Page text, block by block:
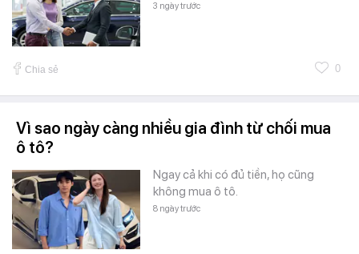
3 ngày trước
Chia sẻ 0
Vì sao ngày càng nhiều gia đình từ chối mua
ô tô?
Ngay cả khi có đủ tiền, họ cũng
không mua ô tô.
8 ngày trước